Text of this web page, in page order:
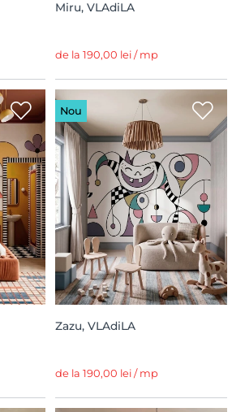
Miru, VLAdiLA
de la 190,00 lei / mp
Nou
Zazu, VLAdiLA
de la 190,00 lei / mp